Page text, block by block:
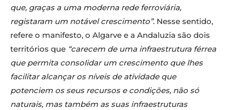
que, graças a uma moderna rede ferroviária,
registaram um notável crescimento”. Nesse sentido,
refere o manifesto, o Algarve e a Andaluzia são dois
territórios que “carecem de uma infraestrutura férrea
que permita consolidar um crescimento que lhes
facilitar alcançar os níveis de atividade que
potenciem os seus recursos e condições, não só
naturais, mas também as suas infraestruturas